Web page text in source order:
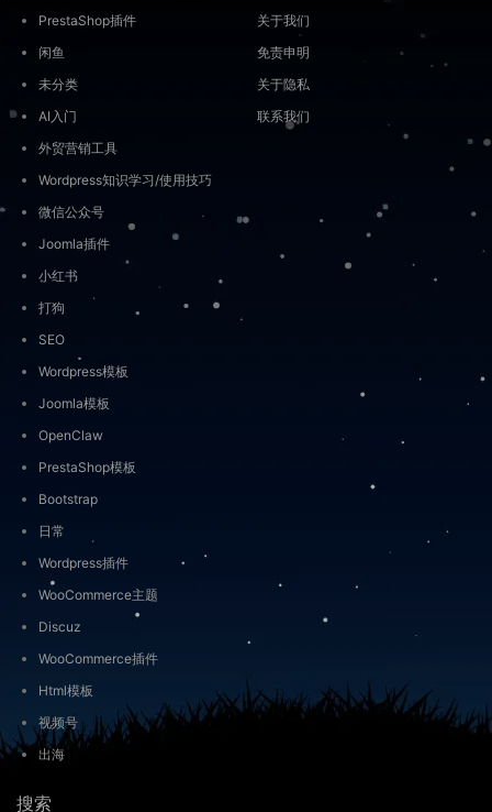
PrestaShop插件
闲鱼
未分类
AI入门
外贸营销工具
Wordpress知识学习/使用技巧
微信公众号
Joomla插件
小红书
打狗
SEO
Wordpress模板
Joomla模板
OpenClaw
PrestaShop模板
Bootstrap
日常
Wordpress插件
WooCommerce主题
Discuz
WooCommerce插件
Html模板
视频号
出海
关于我们
免责申明
关于隐私
联系我们
搜索